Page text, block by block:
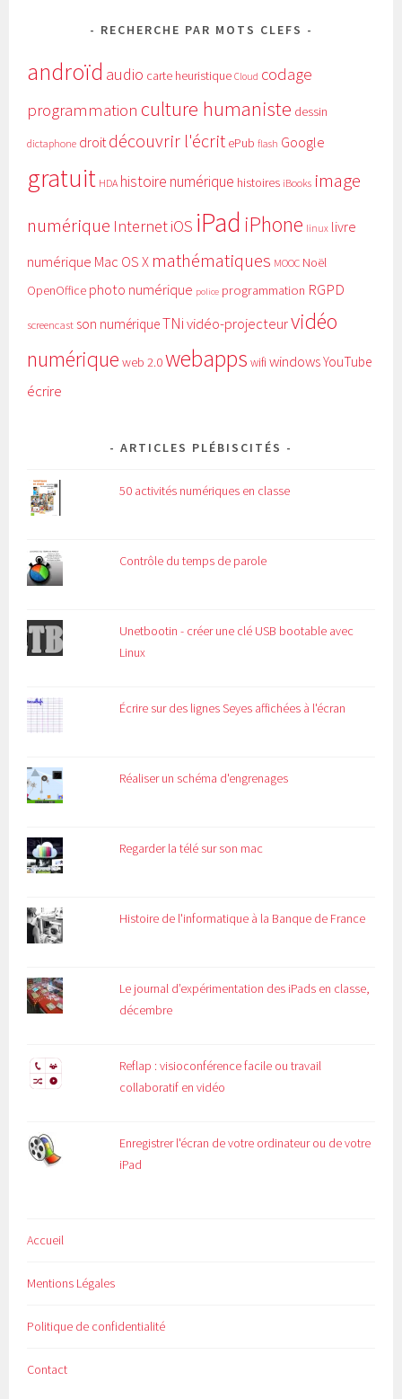
RECHERCHE PAR MOTS CLEFS
androïd audio carte heuristique Cloud codage
programmation culture humaniste dessin
dictaphone droitdécouvrir l'écrit ePub flash Google
gratuit HDA histoire numérique histoires iBooks image
numérique InternetiOS iPad iPhone linux livre
numérique Mac OS X mathématiques MOOC Noël
OpenOffice photo numérique police programmation RGPD
screencast son numériqueTNi vidéo-projecteurvidéo
numérique web 2.0webapps wifi windowsYouTube
écrire
ARTICLES PLÉBISCITÉS
50 activités numériques en classe
Contrôle du temps de parole
Unetbootin - créer une clé USB bootable avec
Linux
Écrire sur des lignes Seyes affichées à l'écran
Réaliser un schéma d'engrenages
Regarder la télé sur son mac
Histoire de l'informatique à la Banque de France
Le journal d’expérimentation des iPads en classe,
décembre
Reflap : visioconférence facile ou travail
collaboratif en vidéo
Enregistrer l'écran de votre ordinateur ou de votre
iPad
Accueil
Mentions Légales
Politique de confidentialité
Contact